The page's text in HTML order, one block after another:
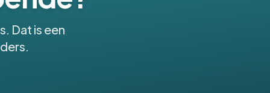
Dat is een